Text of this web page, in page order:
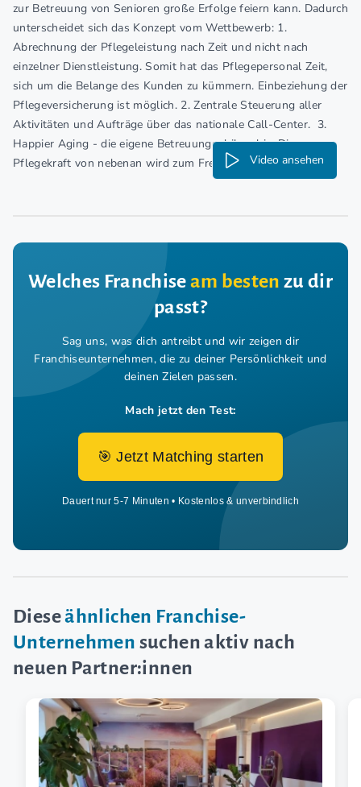
zur Betreuung von Senioren große Erfolge feiern kann. Dadurch
unterscheidet sich das Konzept vom Wettbewerb: 1.
Abrechnung der Pflegeleistung nach Zeit und nicht nach
einzelner Dienstleistung. Somit hat das Pflegepersonal Zeit,
sich um die Belange des Kunden zu kümmern. Einbeziehung der
Pflegeversicherung ist möglich. 2. Zentrale Steuerung aller
Aktivitäten und Aufträge über das nationale Call-Center. 3.
Happier Aging - die eigene Betreuungsphilosphie. Die
Pflegekraft von nebenan wird zum Freund.
Video ansehen
Welches Franchiseam besten zu dir
passt?
Sag uns, was dich antreibt und wir zeigen dir
Franchiseunternehmen, die zu deiner Persönlichkeit und
deinen Zielen passen.
Mach jetzt den Test:
🎯 Jetzt Matching starten
Dauert nur 5-7 Minuten • Kostenlos & unverbindlich
Dieseähnlichen Franchise-
Unternehmen suchen aktiv nach
neuen Partner:innen